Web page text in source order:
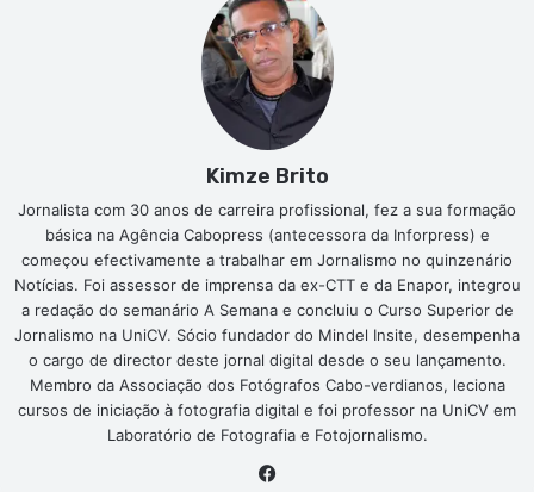
Kimze Brito
Jornalista com 30 anos de carreira profissional, fez a sua formação
básica na Agência Cabopress (antecessora da Inforpress) e
começou efectivamente a trabalhar em Jornalismo no quinzenário
Notícias. Foi assessor de imprensa da ex-CTT e da Enapor, integrou
a redação do semanário A Semana e concluiu o Curso Superior de
Jornalismo na UniCV. Sócio fundador do Mindel Insite, desempenha
o cargo de director deste jornal digital desde o seu lançamento.
Membro da Associação dos Fotógrafos Cabo-verdianos, leciona
cursos de iniciação à fotografia digital e foi professor na UniCV em
Laboratório de Fotografia e Fotojornalismo.